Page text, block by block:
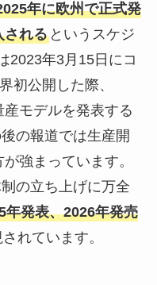
年に欧州で正式発
されるというスケジ
2023年3月15日にコ
初公開した際、
産モデルを発表する
の報道では生産開
強まっています。
の立ち上げに万全
年発表、2026年発売
れています。